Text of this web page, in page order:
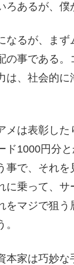
ろあるが、僕
なるが、ま
の事である
は、社会的
メは表彰した
ド1000円分
事で、それ
に乗って、
をマジで狙
本家は巧妙な